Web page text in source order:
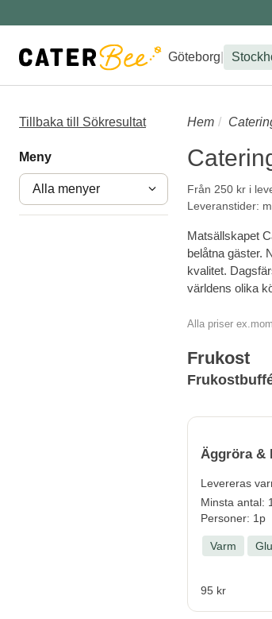
Göteborg
Tillbaka till Sökresultat
Meny
Alla menyer
Hem
Från 250 kr i
Leveranstider:
Matsällskapet
belåtna gäster.
kvalitet.
världens olika
Alla priser
Frukost
Äggröra &
Levereras
Minsta antal:
Personer: 1p
Varm
95 kr